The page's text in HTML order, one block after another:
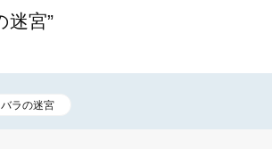
迷宮”
ラの迷宮